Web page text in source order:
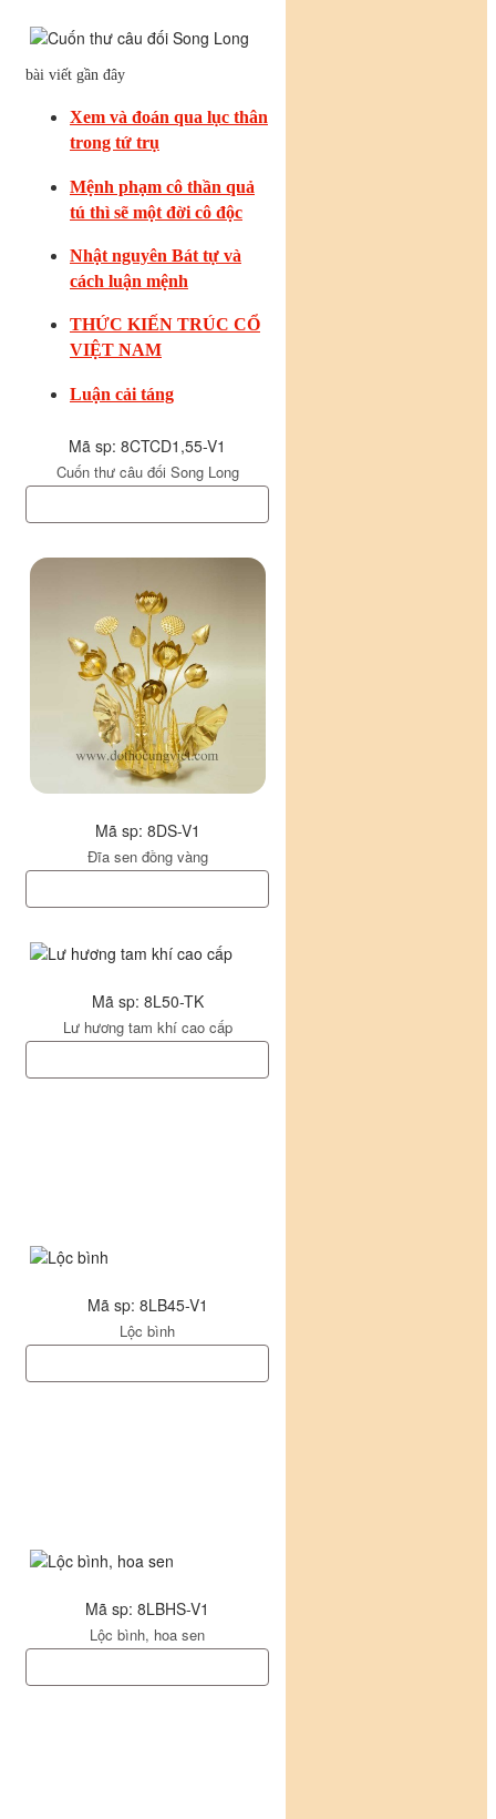
bài viết gần đây
Xem và đoán qua lục thân
trong tứ trụ
Mệnh phạm cô thần quả
tú thì sẽ một đời cô độc
Nhật nguyên Bát tự và
cách luận mệnh
THỨC KIẾN TRÚC CỔ
VIỆT NAM
Luận cải táng
Mã sp: 8CTCD1,55-V1
Cuốn thư câu đối Song Long
Mã sp: 8DS-V1
Đĩa sen đồng vàng
Mã sp: 8L50-TK
Lư hương tam khí cao cấp
Mã sp: 8LB45-V1
Lộc bình
Mã sp: 8LBHS-V1
Lộc bình, hoa sen